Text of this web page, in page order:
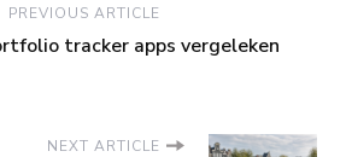
PREVIOUS ARTICLE
tracker apps vergeleken
NEXT ARTICLE